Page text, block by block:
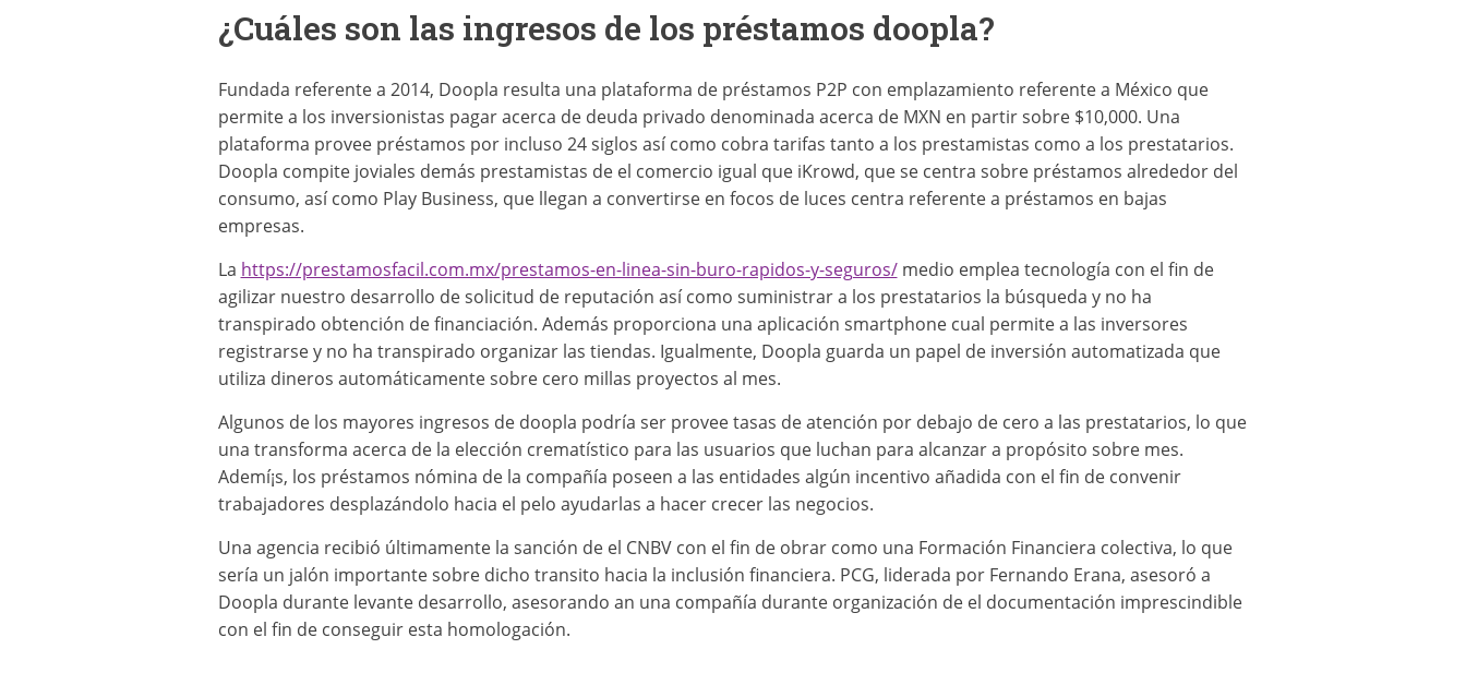
¿Cuáles son las ingresos de los préstamos doopla?
Fundada referente a 2014, Doopla resulta una plataforma de préstamos P2P con emplazamiento referente a México que
permite a los inversionistas pagar acerca de deuda privado denominada acerca de MXN en partir sobre $10,000. Una
plataforma provee préstamos por incluso 24 siglos así­ como cobra tarifas tanto a los prestamistas como a los prestatarios.
Doopla compite joviales demás prestamistas de el comercio igual que iKrowd, que se centra sobre préstamos alrededor del
consumo, así­ como Play Business, que llegan a convertirse en focos de luces centra referente a préstamos en bajas
empresas.
La https://prestamosfacil.com.mx/prestamos-en-linea-sin-buro-rapidos-y-seguros/medio emplea tecnología con el fin de
agilizar nuestro desarrollo de solicitud de reputación así­ como suministrar a los prestatarios la búsqueda y no ha
transpirado obtención de financiación. Además proporciona una aplicación smartphone cual permite a las inversores
registrarse y no ha transpirado organizar las tiendas. Igualmente, Doopla guarda un papel de inversión automatizada que
utiliza dineros automáticamente sobre cero millas proyectos al mes.
Algunos de los mayores ingresos de doopla podrí­a ser provee tasas de atención por debajo de cero a las prestatarios, lo que
una transforma acerca de la elección crematístico para las usuarios que luchan para alcanzar a propósito sobre mes.
Ademí¡s, los préstamos nómina de la compañía poseen a las entidades algún incentivo añadida con el fin de convenir
trabajadores desplazándolo hacia el pelo ayudarlas a hacer crecer las negocios.
Una agencia recibió últimamente la sanción de el CNBV con el fin de obrar como una Formación Financiera colectiva, lo que
serí­a un jalón importante sobre dicho transito hacia la inclusión financiera. PCG, liderada por Fernando Erana, asesoró a
Doopla durante levante desarrollo, asesorando an una compañía durante organización de el documentación imprescindible
con el fin de conseguir esta homologación.